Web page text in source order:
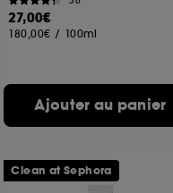
27,00€
180,00€ / 100ml
Ajouter au panier
Clean at Sephora